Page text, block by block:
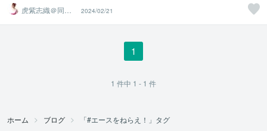
虎紫志織＠同じ
目線の『駆け込
み寺』
2024/02/21
1
1 件中 1 - 1 件
ホーム ブログ 「#エースをねらえ！」タグ